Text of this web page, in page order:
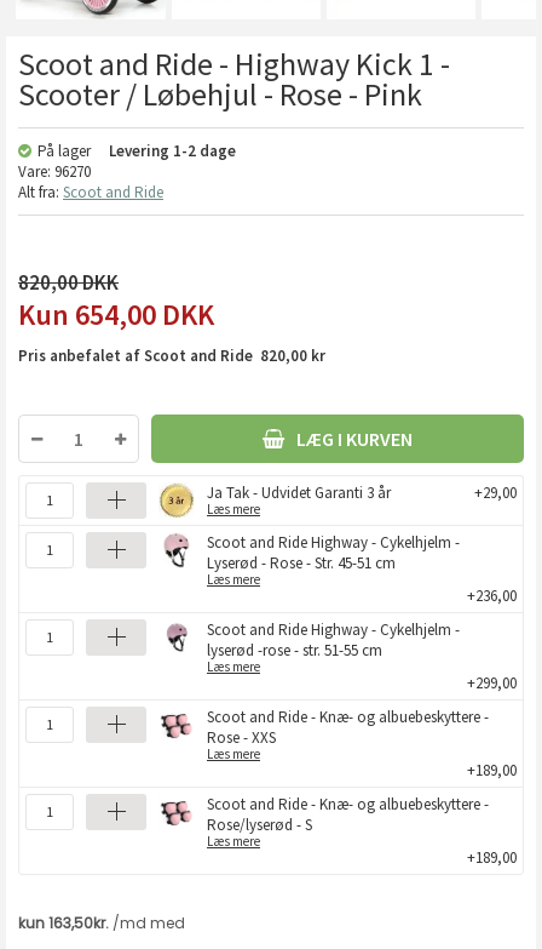
Scoot and Ride - Highway Kick 1 -
Scooter / Løbehjul - Rose - Pink
På lager Levering 1-2 dage
Vare: 96270
Alt fra: Scoot and Ride
820,00
654,00 DKK
Pris anbefalet af Scoot and Ride 820,00 kr
LÆG I KURVEN
Ja Tak - Udvidet Garanti 3 år
Læs mere
+29,00
Scoot and Ride Highway - Cykelhjelm -
Lyserød - Rose - Str. 45-51 cm
Læs mere
+236,00
Scoot and Ride Highway - Cykelhjelm -
lyserød -rose - str. 51-55 cm
Læs mere
+299,00
Scoot and Ride - Knæ- og albuebeskyttere -
Rose - XXS
Læs mere
+189,00
Scoot and Ride - Knæ- og albuebeskyttere -
Rose/lyserød - S
Læs mere
+189,00